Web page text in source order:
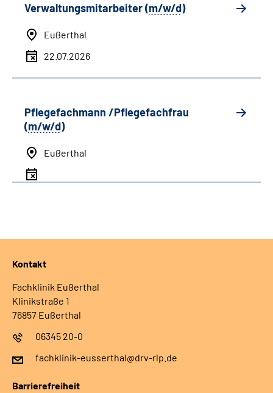
Verwaltungsmitarbeiter (m/w/d)
Eußerthal
22.07.2026
Pflegefachmann /Pflegefachfrau
(m/w/d)
Eußerthal
Kontakt
Fachklinik Eußerthal
Klinikstraße 1
76857 Eußerthal
06345 20-0
fachklinik-eusserthal@drv-rlp.de
Barrierefreiheit